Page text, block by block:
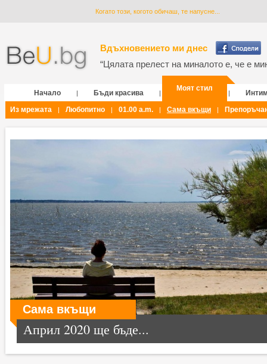
Когато този, когото обичаш, те напусне...
Вдъхновението ми днес
“Цялата прелест на миналото е, че е
Начало | Бъди красива |
Моят стил
|
Из мрежата
| Любопитно | 01.00 a.m. | Сама вкъщи |
Сама вкъщи
Април 2020 ще бъде...